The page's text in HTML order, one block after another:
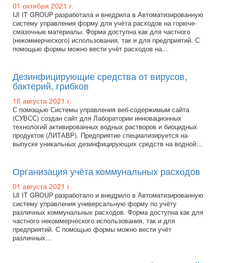
01 октября 2021 г.
IJI IT GROUP разработала и внедрила в Автоматизированную
систему управления форму для учёта расходов на горюче-
смазочные материалы. Форма доступна как для частного
(некоммерческого) использования, так и для предприятий. С
помощью формы можно вести учёт расходов на...
Дезинфицирующие средства от вирусов,
бактерий, грибков
16 августа 2021 г.
С помощью Системы управления веб-содержимым сайта
(СУВСС) создан сайт для Лаборатории инновационных
технологий активированных водных растворов и биоцидных
продуктов (ЛИТАВР). Предприятие специализируется на
выпуске уникальных дезинфицирующих средств на водной...
Организация учёта коммунальных расходов
01 августа 2021 г.
IJI IT GROUP разработало и внедрило в Автоматизированную
систему управления универсальную форму по учёту
различных коммунальных расходов. Форма доступна как для
частного некоммерческого использования, так и для
предприятий. С помощью формы можно вести учёт
различных...